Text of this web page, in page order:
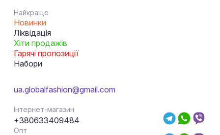
Найкраще
Новинки
Ліквідація
Хіти продажів
Гарячі пропозиції
Набори
ua.globalfashion@gmail.com
Інтернет-магазин
+380633409484
Опт